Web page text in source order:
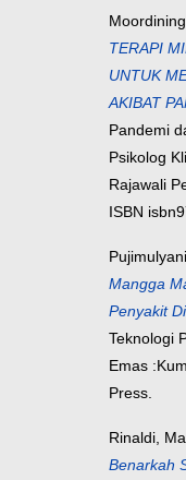
TERAPI
UNTUK
AKIBAT
Pandemi
Psikolog
Rajawali
ISBN
Mangga
Penyakit
Teknologi
Emas
Press.
Rinaldi,
Benarkah